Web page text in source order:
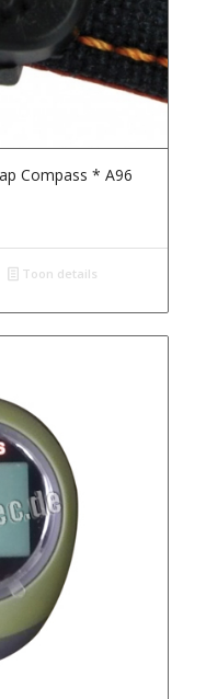
Compass * A96
Toon details